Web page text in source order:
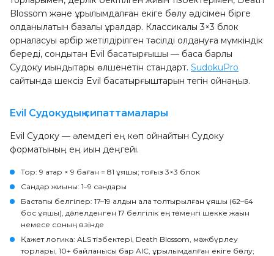
Blossom және құрылымдалған екіге бөлу әдісімен бірге
қолданылатын базалық құралдар. Классикалық 3×3 блок
орналасуы әрбір жетілдірілген тәсілді қолдануға мүмкіндік
береді, сондықтан Evil басқатырғышы — басқа барлық
Судоку қиындықтары өлшенетін стандарт. SudokuPro
сайтында шексіз Evil басқатырғыштарын тегін ойнаңыз.
Evil Судокудың сипаттамалары
Evil Судоку — әлемдегі ең көп ойнайтын Судоку
форматының ең қиын деңгейі.
Тор: 9 қатар × 9 баған = 81 ұяшық; тоғыз 3×3 блок
Сандар жиыны: 1–9 сандары
Бастапқы белгілер: 17–19 алдын ала толтырылған ұяшық (62–64
бос ұяшық), дәлелденген 17 белгілік ең төменгі шекке жақын
немесе соның өзінде
Қажет логика: ALS тізбектері, Death Blossom, мәжбүрлеу
торлары, 10+ байланысы бар AIC, құрылымдалған екіге бөлу;